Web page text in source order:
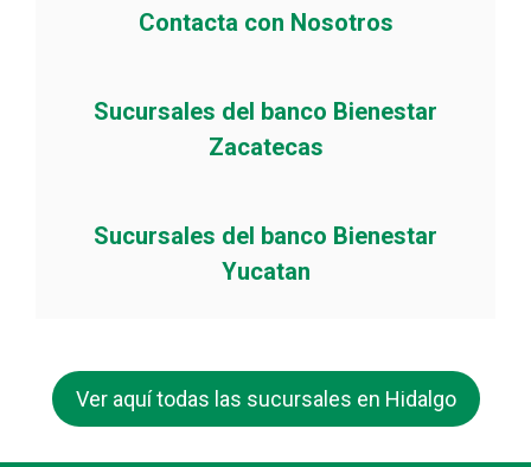
Contacta con Nosotros
Sucursales del banco Bienestar
Zacatecas
Sucursales del banco Bienestar
Yucatan
Ver aquí todas las sucursales en Hidalgo